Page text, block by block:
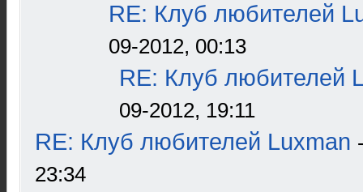
RE: Клуб любителей
09-2012, 00:13
RE: Клуб любителей
09-2012, 19:11
RE: Клуб любителей Luxman
23:34